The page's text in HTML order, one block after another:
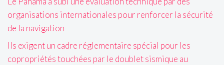
organisations internationales pour renforcer la sécurité
de la navigation
Ils exigent un cadre réglementaire spécial pour les
copropriétés touchées par le doublet sismique au